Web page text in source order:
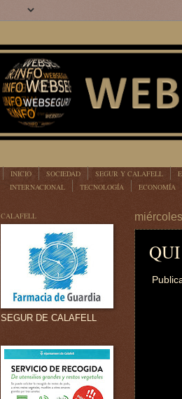
INICIO SOCIEDAD SEGUR Y CALAFELL
INTERNACIONAL
TECNOLOGÍA ECONOMÍA
CALAFELL
SEGUR DE CALAFELL